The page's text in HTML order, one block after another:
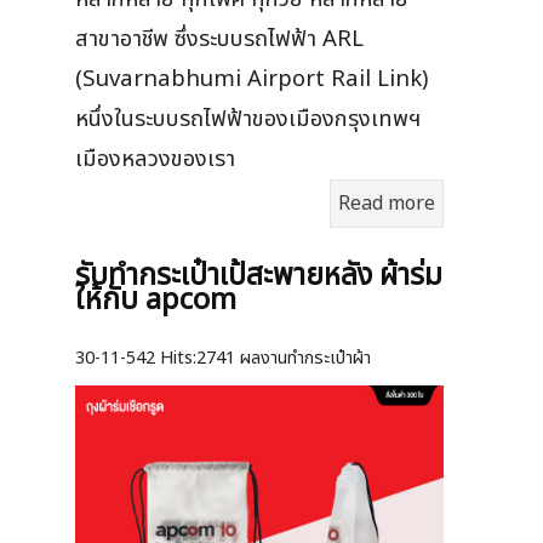
สาขาอาชีพ ซึ่งระบบรถไฟฟ้า ARL
(Suvarnabhumi Airport Rail Link)
หนึ่งในระบบรถไฟฟ้าของเมืองกรุงเทพฯ
เมืองหลวงของเรา
Read more
รับทำกระเป๋าเป้สะพายหลัง ผ้าร่ม
ให้กับ apcom
30-11-542 Hits:2741 ผลงานทำกระเป๋าผ้า